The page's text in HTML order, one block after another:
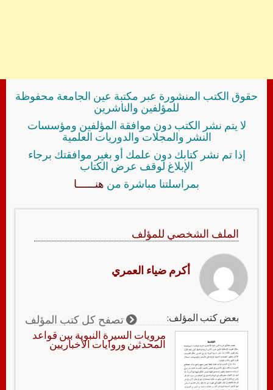
حقوق الكتب المنشورة عبر مكتبة عين الجامعة محفوظة
للمؤلفين والناشرين
لا يتم نشر الكتب دون موافقة المؤلفين ومؤسسات
النشر والمجلات والدوريات العلمية
إذا تم نشر كتابك دون علمك أو بغير موافقتك برجاء
الإبلاغ لوقف عرض الكتاب
بمراسلتنا مباشرة من هنــــــا
الملف الشخصي للمؤلف
أكرم ضياء العمري
بعض كتب المؤلف: تصفح كل كتب المؤلف
مرويات السيرة النبوية بين قواعد
المحدثين وروايات الأخباريين